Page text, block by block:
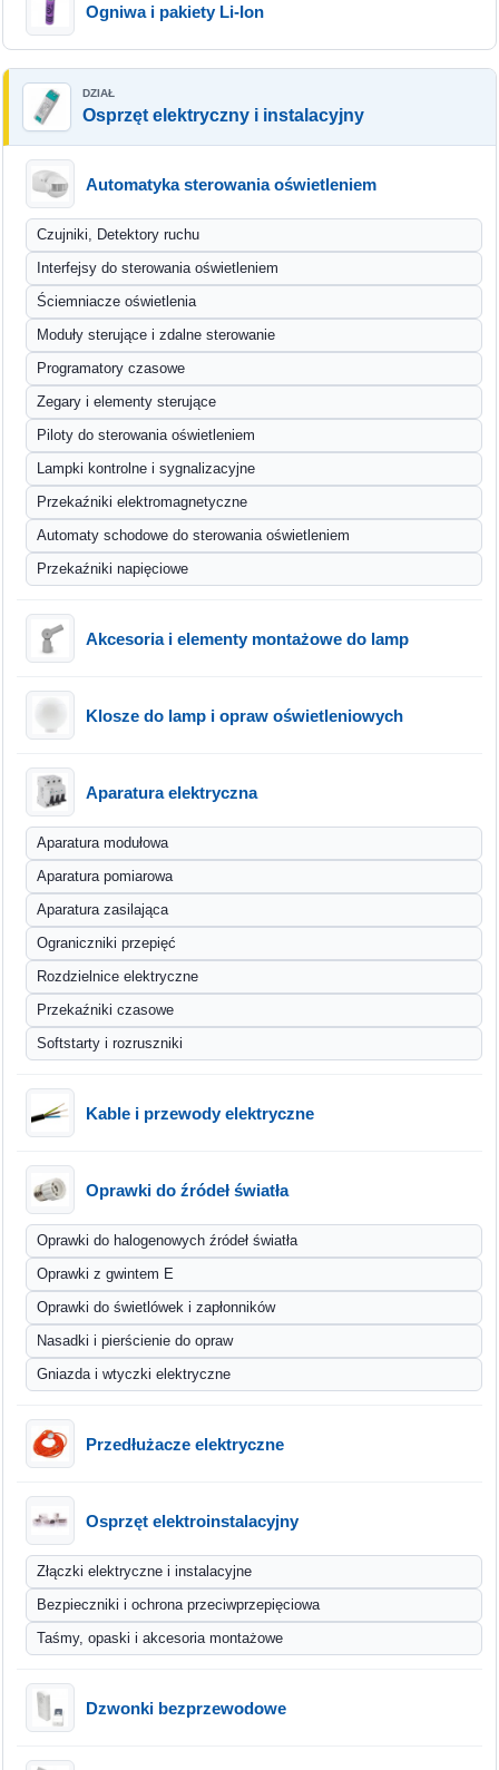
Ogniwa i pakiety Li-Ion
Osprzęt elektryczny i instalacyjny
Automatyka sterowania oświetleniem
Czujniki, Detektory ruchu
Interfejsy do sterowania oświetleniem
Ściemniacze oświetlenia
Moduły sterujące i zdalne sterowanie
Programatory czasowe
Zegary i elementy sterujące
Piloty do sterowania oświetleniem
Lampki kontrolne i sygnalizacyjne
Przekaźniki elektromagnetyczne
Automaty schodowe do sterowania oświetleniem
Przekaźniki napięciowe
Akcesoria i elementy montażowe do lamp
Klosze do lamp i opraw oświetleniowych
Aparatura elektryczna
Aparatura modułowa
Aparatura pomiarowa
Aparatura zasilająca
Ograniczniki przepięć
Rozdzielnice elektryczne
Przekaźniki czasowe
Softstarty i rozruszniki
Kable i przewody elektryczne
Oprawki do źródeł światła
Oprawki do halogenowych źródeł światła
Oprawki z gwintem E
Oprawki do świetlówek i zapłonników
Nasadki i pierścienie do opraw
Gniazda i wtyczki elektryczne
Przedłużacze elektryczne
Osprzęt elektroinstalacyjny
Złączki elektryczne i instalacyjne
Bezpieczniki i ochrona przeciwprzepięciowa
Taśmy, opaski i akcesoria montażowe
Dzwonki bezprzewodowe